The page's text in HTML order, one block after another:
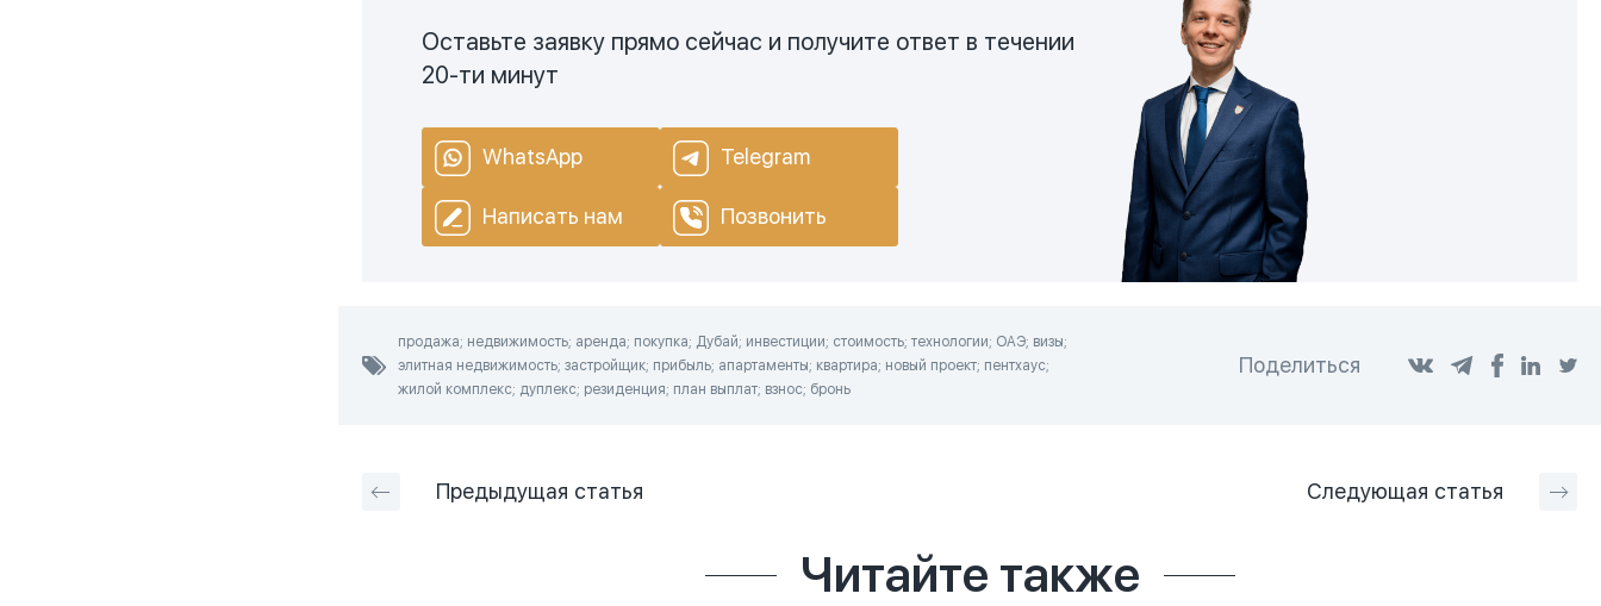
Оставьте заявку прямо сейчас и получите ответ в течении
20-ти минут
WhatsApp Telegram
Написать нам Позвонить
продажа; недвижимость; аренда; покупка; Дубай; инвестиции; стоимость; технологии; ОАЭ; визы;
элитная недвижимость; застройщик; прибыль; апартаменты; квартира; новый проект; пентхаус;
жилой комплекс; дуплекс; резиденция; план выплат; взнос; бронь
Поделиться
Предыдущая статья Следующая статья
Читайте также